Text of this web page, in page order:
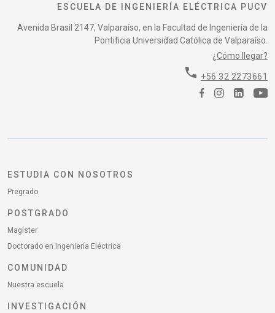
ESCUELA DE INGENIERÍA ELÉCTRICA PUCV
Avenida Brasil 2147, Valparaíso, en la Facultad de Ingeniería de la
Pontificia Universidad Católica de Valparaíso.
¿Cómo llegar?
phone +56 32 2273661
ESTUDIA CON NOSOTROS
Pregrado
POSTGRADO
Magíster
Doctorado en Ingeniería Eléctrica
COMUNIDAD
Nuestra escuela
INVESTIGACIÓN